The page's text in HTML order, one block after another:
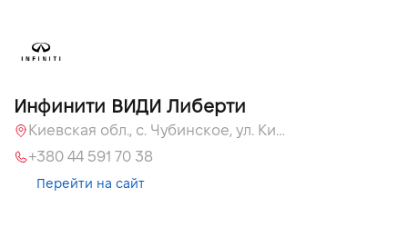
Инфинити ВИДИ Либерти
Киевская обл., c. Чубинское, ул. Киевская, 51
+380 44 591 70 38
Перейти на сайт